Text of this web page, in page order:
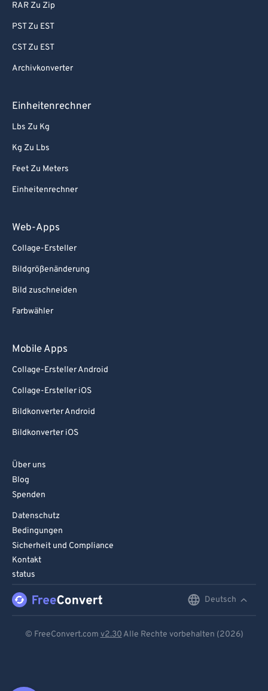
RAR Zu Zip
PST Zu EST
CST Zu EST
Archivkonverter
Einheitenrechner
Lbs Zu Kg
Kg Zu Lbs
Feet Zu Meters
Einheitenrechner
Web-Apps
Collage-Ersteller
Bildgrößenänderung
Bild zuschneiden
Farbwähler
Mobile Apps
Collage-Ersteller Android
Collage-Ersteller iOS
Bildkonverter Android
Bildkonverter iOS
Über uns
Blog
Spenden
Datenschutz
Bedingungen
Sicherheit und Compliance
Kontakt
status
Deutsch
© FreeConvert.com v2.30 Alle Rechte vorbehalten (2026)